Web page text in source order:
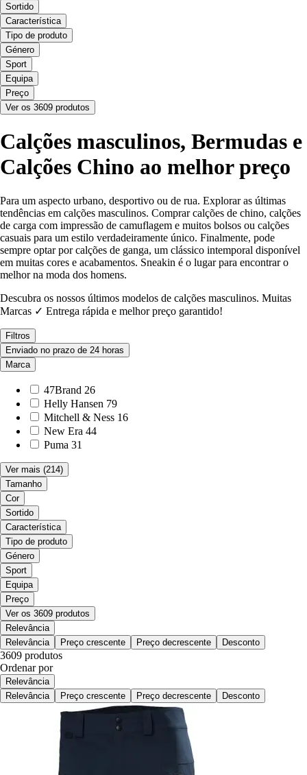
Sortido
Característica
Tipo de produto
Género
Sport
Equipa
Preço
Ver os 3609 produtos
Calções masculinos, Bermudas e
Calções Chino ao melhor preço
Para um aspecto urbano, desportivo ou de rua. Explorar as últimas
tendências em calções masculinos. Comprar calções de chino, calções
de carga com impressão de camuflagem e muitos bolsos ou calções
casuais para um estilo verdadeiramente único. Finalmente, pode
sempre optar por calções de ganga, um clássico intemporal disponível
em muitas cores e acabamentos. Sneakin é o lugar para encontrar o
melhor na moda dos homens.
Descubra os nossos últimos modelos de calções masculinos. Muitas
Marcas ✓ Entrega rápida e melhor preço garantido!
Filtros
Enviado no prazo de 24 horas
Marca
47Brand 26
Helly Hansen 79
Mitchell & Ness 16
New Era 44
Puma 31
Ver mais (214)
Tamanho
Cor
Sortido
Característica
Tipo de produto
Género
Sport
Equipa
Preço
Ver os 3609 produtos
Relevância
Relevância
Preço crescente Preço decrescente Desconto
3609 produtos
Ordenar por
Relevância
Relevância
Preço crescente Preço decrescente Desconto